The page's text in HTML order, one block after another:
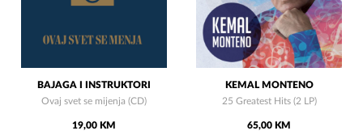
BAJAGA I INSTRUKTORI
Ovaj svet se mijenja (CD)
19,00 KM
KEMAL MONTENO
25 Greatest Hits (2 LP)
65,00 KM